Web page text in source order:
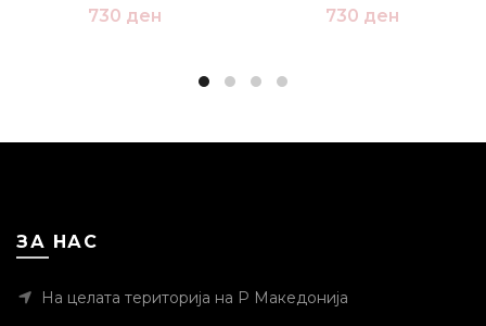
730 ден
730 ден
ЗА НАС
На целата територија на Р Македонија